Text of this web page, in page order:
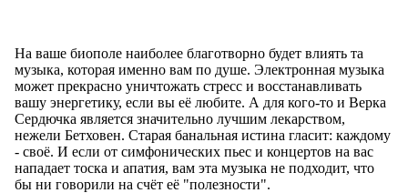
На ваше биополе наиболее благотворно будет влиять та
музыка, которая именно вам по душе. Электронная музыка
может прекрасно уничтожать стресс и восстанавливать
вашу энергетику, если вы её любите. А для кого-то и Верка
Сердючка является значительно лучшим лекарством,
нежели Бетховен. Старая банальная истина гласит: каждому
- своё. И если от симфонических пьес и концертов на вас
нападает тоска и апатия, вам эта музыка не подходит, что
бы ни говорили на счёт её "полезности".